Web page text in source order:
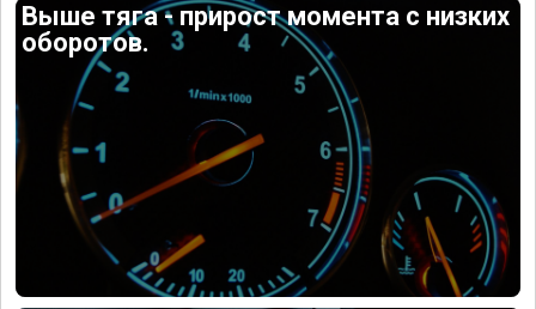
Выше тяга - прирост момента с низких
оборотов.